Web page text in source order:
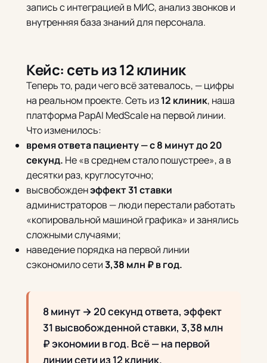
запись с интеграцией в МИС, анализ звонков и
внутренняя база знаний для персонала.
Кейс: сеть из 12 клиник
Теперь то, ради чего всё затевалось, — цифры
на реальном проекте. Сеть из12 клиник, наша
платформа PapAI MedScale на первой линии.
Что изменилось:
время ответа пациенту — с 8 минут до 20
секунд. Не «в среднем стало пошустрее», а в
десятки раз, круглосуточно;
высвобожденэффект 31 ставки
администраторов — люди перестали работать
«копировальной машиной графика» и занялись
сложными случаями;
наведение порядка на первой линии
сэкономило сети3,38 млн ₽ в год.
8 минут → 20 секунд ответа, эффект
31 высвобожденной ставки, 3,38 млн
₽ экономии в год. Всё — на первой
линии сети из 12 клиник.